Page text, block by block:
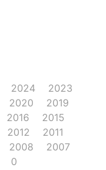
2024
2023
2020
2019
2016
2015
2012
2011
2008
2007
0